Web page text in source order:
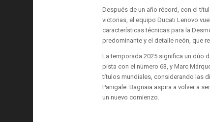
Después de un año récord, con el
victorias, el equipo Ducati Lenovo
características técnicas para la
predominante y el detalle neón, que
La temporada 2025 significa un dúo
pista con el número 63, y Marc
títulos mundiales, considerando las
Panigale. Bagnaia aspira a volver a
un nuevo comienzo.